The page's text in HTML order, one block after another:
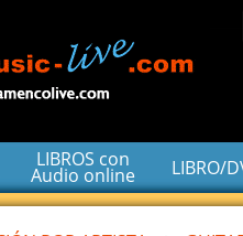
LIBROS con
Audio online LIBRO/